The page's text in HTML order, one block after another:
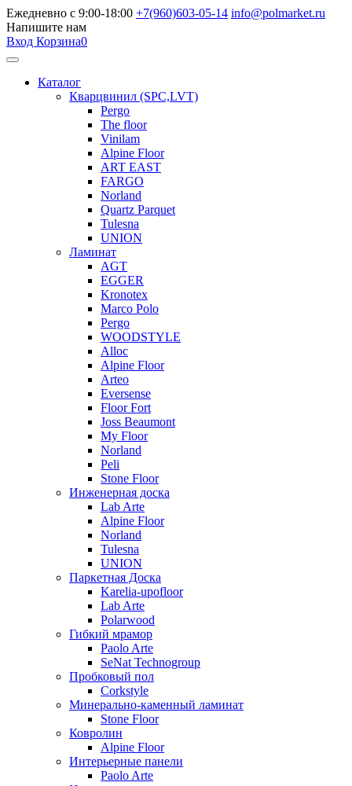
Ежедневно с 9:00-18:00 +7(960)603-05-14 info@polmarket.ru
Напишите нам
Вход Корзина0
Каталог
Кварцвинил (SPC,LVT)
Pergo
The floor
Vinilam
Alpine Floor
ART EAST
FARGO
Norland
Quartz Parquet
Tulesna
UNION
Ламинат
AGT
EGGER
Kronotex
Marco Polo
Pergo
WOODSTYLE
Alloc
Alpine Floor
Arteo
Eversense
Floor Fort
Joss Beaumont
My Floor
Norland
Peli
Stone Floor
Инженерная доска
Lab Arte
Alpine Floor
Norland
Tulesna
UNION
Паркетная Доска
Karelia-upofloor
Lab Arte
Polarwood
Гибкий мрамор
Paolo Arte
SeNat Technogroup
Пробковый пол
Corkstyle
Минерально-каменный ламинат
Stone Floor
Ковролин
Alpine Floor
Интерьерные панели
Paolo Arte